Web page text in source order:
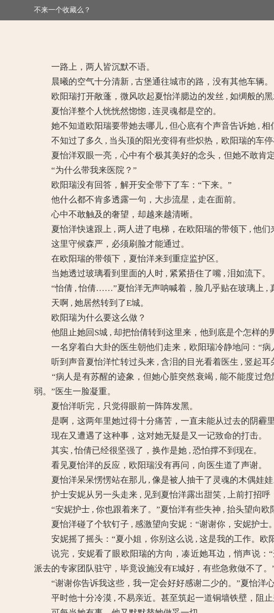
>替嫁小妻：二少，得寸进尺
一路上，两人皆沉默不语。
晨曦的空气十分清新 , 古堡通往城市的路，没有其他车辆。
欧阳瑞打开敞蓬，微风吹起夏怡洋腮边的发丝 , 如绸般的黑
夏怡洋整个人恍恍然惚惚 , 连灵魂都是空的。
她不知道欧阳瑞要带她去哪儿 , 但心底有个声音告诉她 , 相
不知过了多久 , 当头顶的阳光变得有些炽热，欧阳瑞的车停
夏怡洋双眼一亮，心中有个极其美好的念头，但她不敢肯定
“为什么带我来医院？”
欧阳瑞没有回答，解开安全带下了车：“下来。”
他什么都不肯多透露一句，大步流星，走在面前。
心中不敢触及的奢望，却越来越清晰。
夏怡洋快速跟上 , 两人进了电梯，在欧阳瑞的带领下 , 他们
这里守候森严，必须刷脸才能通过。
在欧阳瑞的带领下，夏怡洋来到重症监护区。
当她透过玻璃看到里面的人时 , 紧紧捂住了嘴 , 泪如流下。
“怡倩 , 怡倩……”夏怡洋无声呐喊着，脸几乎贴在玻璃上 ,
天啊 , 她居然转到了E城。
欧阳瑞为什么要这么做？
他阻止她回S城 , 却把怡倩转到这里来，他到底是个怎样的
一名穿着白大卦的医生朝他们走来，欧阳瑞冷静地问：“病
听到声音夏怡洋忙转过头来 , 含泪的目光看着医生 , 竖起耳
“病人是有苏醒的迹象，但她心脏突然衰竭 , 能不能度过危
弱。”医生一脸凝重。
夏怡洋听完，只觉得眼前一阵阵发黑。
是啊，这两年里她过得十分痛苦，一直未能从过去的阴霾里
现在又遭遇了这种事，这对她无疑是又一记致命的打击。
其实 , 怡倩已经很坚强了，换作是她 , 恐怕撑不到现在。
看见夏怡洋的反应，欧阳瑞没有再问，向医生道了声谢。
夏怡洋呆呆愣愣站在那儿 , 像是被人抽干了灵魂的木偶娃娃
护士安妮从另一头走来 , 见到夏怡洋露出甜笑 , 上前打招呼
“安妮护士 , 你也跟着来了。”夏怡洋有些失神 , 抬头望向欧
夏怡洋碰了个软钉子 , 感激望向安妮：“谢谢你，安妮护士
安妮摇了摇头：“夏小姐，你别这么说 , 这是我的工作。欧
说完，安妮看了眼欧阳瑞的方向，凑近她耳边，悄声说：“
派去的专家团队驻守，毕竟设施没有E城好，有些急救做不了。
“谢谢你告诉我这些，我一定会好好感谢二少的。”夏怡洋心
平时他十分冷漠 , 不易亲近。甚至筑起一道铜墙铁壁，阻止
不来一个收藏么？